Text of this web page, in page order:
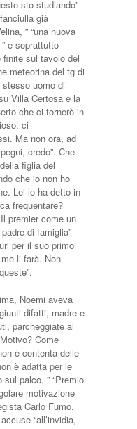
sto studiando”
già
” “una nuova
e soprattutto –
sul tavolo del
meteorina del tg di
uomo di
Villa Certosa e la
che ci tornerò in
ci
Ma non ora, ad
credo”. Che
figlia del
che io non ho
Lei lo ha detto in
frequentare?
premier come un
di famiglia”
per il suo primo
li farà. Non
Noemi aveva
difatti, madre e
parcheggiate al
Come
è contenta delle
è adatta per le
palco. ” “Premio
motivazione
Carlo Fumo.
“all’invidia,